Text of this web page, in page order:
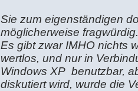
Sie zum eigenständigen
möglicherweise
Es gibt zwar IMHO nichts
wertlos, und nur in
Windows XP benutzbar,
diskutiert wird, wurde die